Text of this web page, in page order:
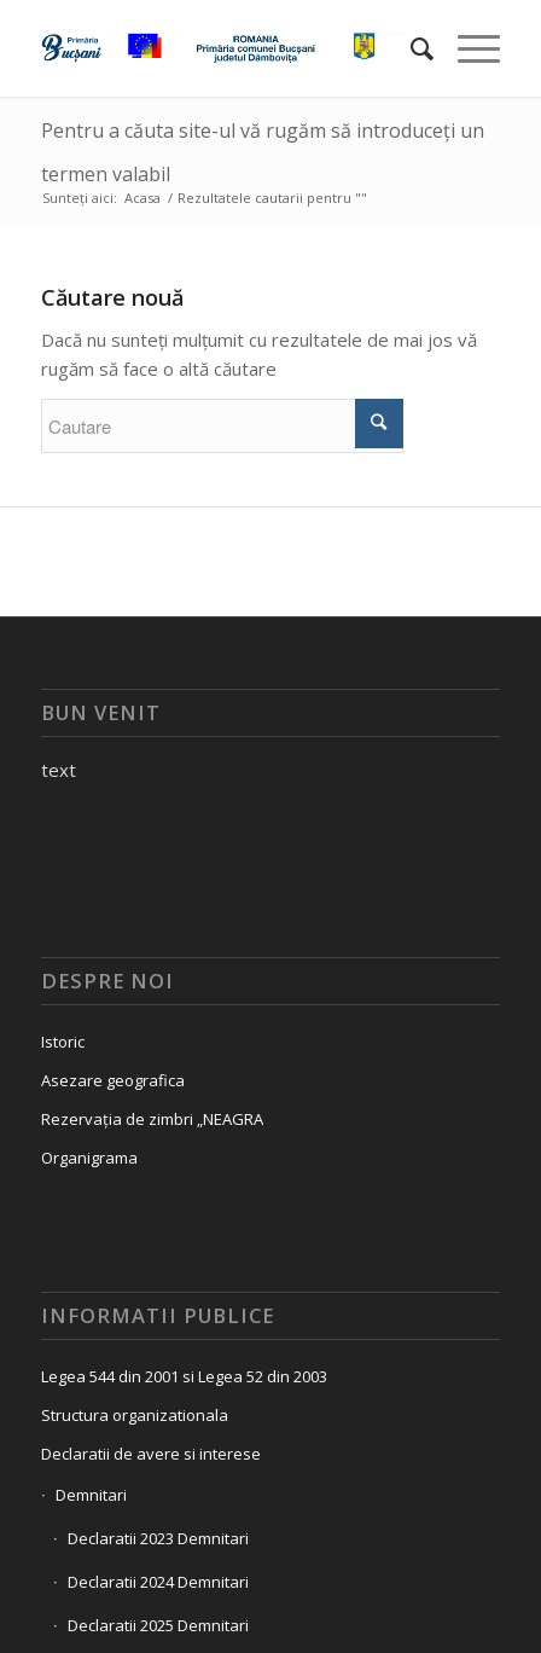
Pentru a căuta site-ul vă rugăm să introduceți un
termen valabil
Sunteți aici: Acasa / Rezultatele cautarii pentru ""
Căutare nouă
Dacă nu sunteți mulțumit cu rezultatele de mai jos vă
rugăm să face o altă căutare
BUN VENIT
text
DESPRE NOI
Istoric
Asezare geografica
Rezervația de zimbri „NEAGRA
Organigrama
INFORMATII PUBLICE
Legea 544 din 2001 si Legea 52 din 2003
Structura organizationala
Declaratii de avere si interese
Demnitari
Declaratii 2023 Demnitari
Declaratii 2024 Demnitari
Declaratii 2025 Demnitari